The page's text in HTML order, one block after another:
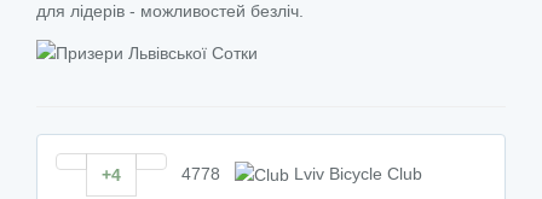
для лідерів - можливостей безліч.
+4 4778 Lviv Bicycle Club